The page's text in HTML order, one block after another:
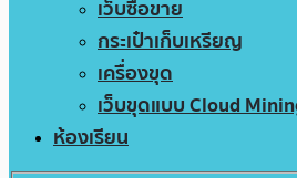
เว็บซื้อขาย
กระเป๋าเก็บเหรียญ
เครื่องขุด
เว็บขุดแบบ Cloud
ห้องเรียน